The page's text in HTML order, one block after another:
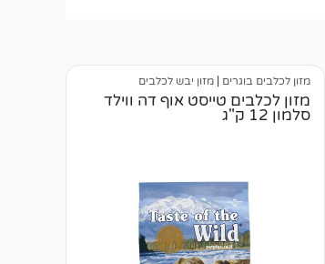
מזון לכלבים בוגרים | מזון יבש לכלבים
מזון לכלבים טייסט אוף דה ווילד
סלמון 12 ק"ג